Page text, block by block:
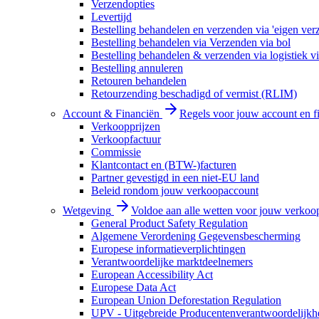
Verzendopties
Levertijd
Bestelling behandelen en verzenden via 'eigen
Bestelling behandelen via Verzenden via bol
Bestelling behandelen & verzenden via logistiek
Bestelling annuleren
Retouren behandelen
Retourzending beschadigd of vermist (RLIM)
Account & Financiën
Regels voor jouw account en
Verkoopprijzen
Verkoopfactuur
Commissie
Klantcontact en (BTW-)facturen
Partner gevestigd in een niet-EU land
Beleid rondom jouw verkoopaccount
Wetgeving
Voldoe aan alle wetten voor jouw
General Product Safety Regulation
Algemene Verordening Gegevensbescherming
Europese informatieverplichtingen
Verantwoordelijke marktdeelnemers
European Accessibility Act
Europese Data Act
European Union Deforestation Regulation
UPV - Uitgebreide